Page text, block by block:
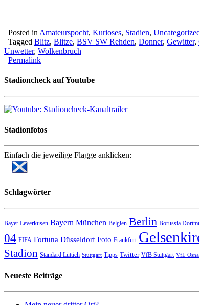
Posted in Amateurspocht, Kurioses, Stadien,
Tagged Blitz, Blitze, BSV SW Rehden, Donner, Gewitter,
Unwetter, Wolkenbruch
Permalink
Stadioncheck auf Youtube
Stadionfotos
Einfach die jeweilige Flagge anklicken:
Schlagwörter
Bayer Leverkusen Bayern München Belgien Berlin Borussia
04 FIFA Fortuna Düsseldorf Foto Frankfurt
Stadion Standard Lüttich Stuttgart Tipps Twitter VfB Stuttgart VfL
Neueste Beiträge